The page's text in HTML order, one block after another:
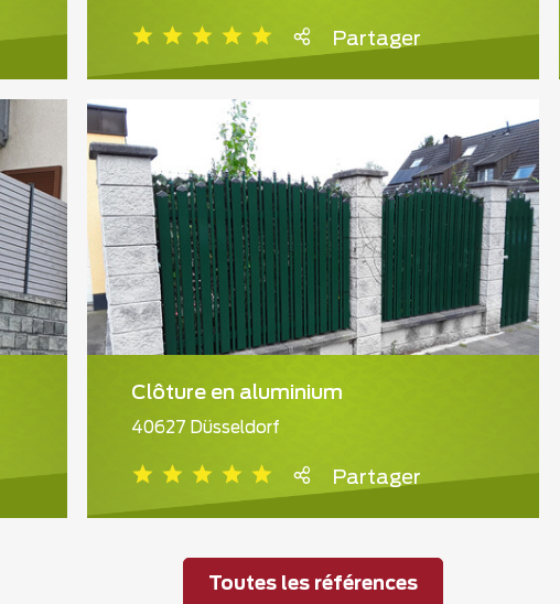
Partager
Clôture en aluminium
40627 Düsseldorf
Partager
Toutes les références